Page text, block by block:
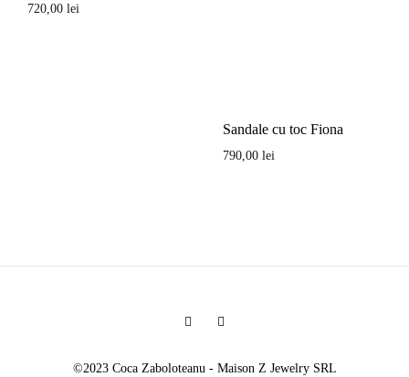
720,00 lei
Sandale cu toc Fiona
790,00 lei
Facebook
©2023 Coca Zaboloteanu - Maison Z Jewelry SRL